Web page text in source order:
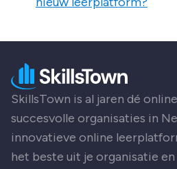
SkillsTown is al jaren dé
succesvolle organisaties in
innovatieve online
het beste uit je organisatie